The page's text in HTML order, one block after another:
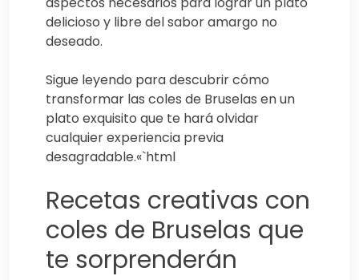
delicioso y libre del sabor amargo no
deseado.
Sigue leyendo para descubrir cómo
transformar las coles de Bruselas en un
plato exquisito que te hará olvidar
cualquier experiencia previa
desagradable.«`html
Recetas creativas con
coles de Bruselas que
te sorprenderán